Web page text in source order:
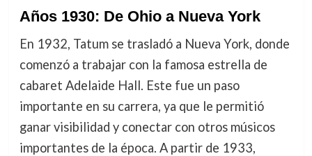
Años 1930: De Ohio a Nueva York
En 1932, Tatum se trasladó a Nueva York, donde
comenzó a trabajar con la famosa estrella de
cabaret Adelaide Hall. Este fue un paso
importante en su carrera, ya que le permitió
ganar visibilidad y conectar con otros músicos
importantes de la época. A partir de 1933,